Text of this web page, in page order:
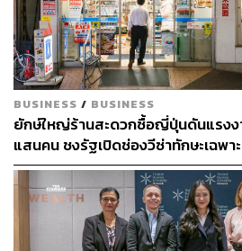
ABOUT THE
ถนัดกิจ จันกิเสน
Content Creator
THE STANDARD
ธุรกิจ การตลาด
โลกออฟไลน์และ
เคลื่อนไหวให้เป็น
ไอเดียใหม่ๆ
BUSINESS / BUSINESS
ยักษ์ใหญ่ร้านสะดวกซื้อญี่ปุ่นดันแรงง
แสนคน ชงรัฐเปิดช่องวีซ่าทักษะเฉพ
จัดการ